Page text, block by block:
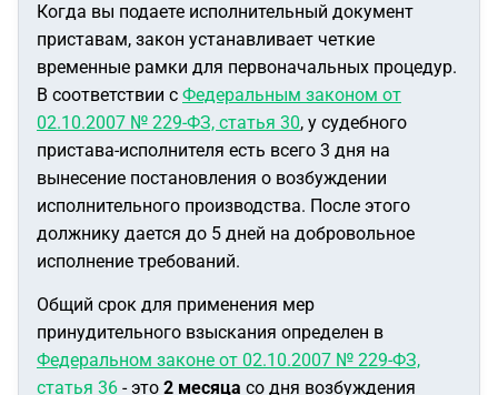
Когда вы подаете исполнительный документ
приставам, закон устанавливает четкие
временные рамки для первоначальных процедур.
В соответствии с Федеральным законом от
02.10.2007 № 229-ФЗ, статья 30, у судебного
пристава-исполнителя есть всего 3 дня на
вынесение постановления о возбуждении
исполнительного производства. После этого
должнику дается до 5 дней на добровольное
исполнение требований.
Общий срок для применения мер
принудительного взыскания определен в
Федеральном законе от 02.10.2007 № 229-ФЗ,
статья 36 - это 2 месяца со дня возбуждения